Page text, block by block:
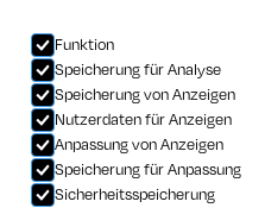
Funktion
Speicherung für Analyse
Speicherung von Anzeigen
Nutzerdaten für Anzeigen
Anpassung von Anzeigen
Speicherung für Anpassung
Sicherheitsspeicherung